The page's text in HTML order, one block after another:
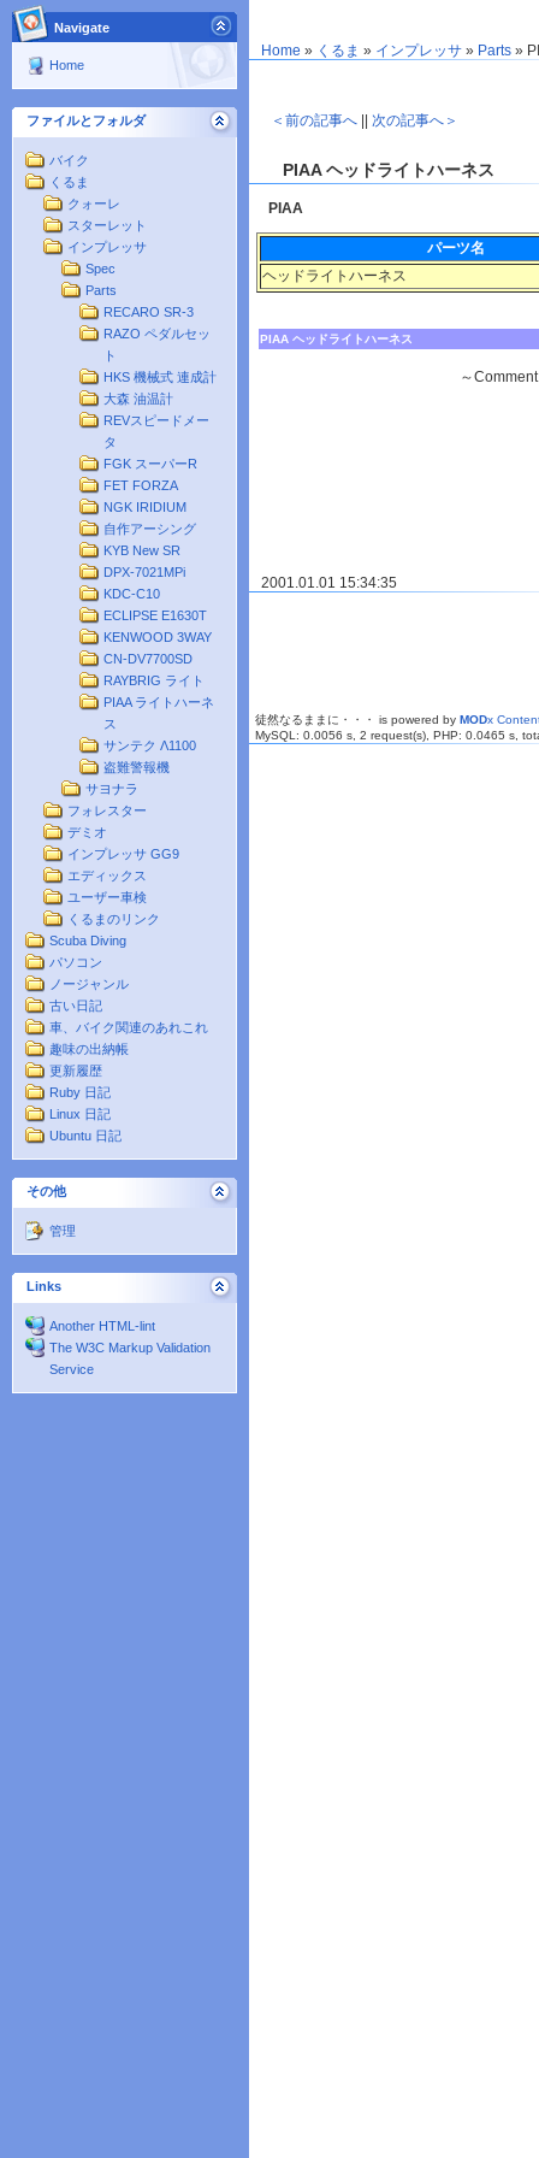
Navigate
Home
ファイルとフォルダ
バイク
くるま
クォーレ
スターレット
インプレッサ
Spec
Parts
RECARO SR-3
RAZO ペダルセッ
ト
HKS 機械式 連成計
大森 油温計
REVスピードメー
タ
FGK スーパーR
FET FORZA
NGK IRIDIUM
自作アーシング
KYB New SR
DPX-7021MPi
KDC-C10
ECLIPSE E1630T
KENWOOD 3WAY
CN-DV7700SD
RAYBRIG ライト
PIAA ライトハーネ
ス
サンテク Λ1100
盗難警報機
サヨナラ
フォレスター
デミオ
インプレッサ GG9
エディックス
ユーザー車検
くるまのリンク
Scuba Diving
パソコン
ノージャンル
古い日記
車、バイク関連のあれこれ
趣味の出納帳
更新履歴
Ruby 日記
Linux 日記
Ubuntu 日記
その他
管理
Links
Another HTML-lint
The W3C Markup Validation
Service
Home » くるま » インプレッサ » Parts »
＜前の記事へ || 次の記事へ＞
PIAA ヘッドライトハーネス
PIAA
パーツ名
ヘッドライトハーネス
PIAA ヘッドライトハーネス
～
2001.01.01 15:34:35
徒然なるままに・・・ is powered by MODx
MySQL: 0.0056 s, 2 request(s), PHP: 0.0465 s,